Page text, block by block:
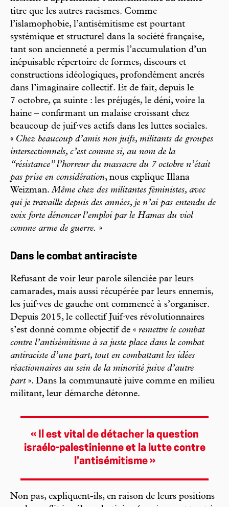
titre que les autres racismes. Comme
l’islamophobie, l’antisémitisme est pourtant
systémique et structurel dans la société française,
tant son ancienneté a permis l’accumulation d’un
inépuisable répertoire de formes, discours et
constructions idéologiques, profondément ancrés
dans l’imaginaire collectif. Et de fait, depuis le
7 octobre, ça suinte : les préjugés, le déni, voire la
haine – confirmant un malaise croissant chez
beaucoup de juif·ves actifs dans les luttes sociales.
« Chez beaucoup d’amis non juifs, militants de groupes
intersectionnels, c’est comme si, au nom de la
“résistance” l’horreur du massacre du 7 octobre n’était
pas prise en considération, nous explique Illana
Weizman.Même chez des militantes féministes, avec
qui je travaille depuis des années, je n’ai pas entendu de
voix forte dénoncer l’emploi par le Hamas du viol
comme arme de guerre. »
Dans le combat antiraciste
Refusant de voir leur parole silenciée par leurs
camarades, mais aussi récupérée par leurs ennemis,
les juif·ves de gauche ont commencé à s’organiser.
Depuis 2015, le collectif Juif·ves révolutionnaires
s’est donné comme objectif de « remettre le combat
contre l’antisémitisme à sa juste place dans le combat
antiraciste d’une part, tout en combattant les idées
réactionnaires au sein de la minorité juive d’autre
part». Dans la communauté juive comme en milieu
militant, leur démarche détonne.
« Il est vital de détacher la question
israélo­-palestinienne et la lutte contre
l’antisémitisme »
Non pas, expliquent-ils, en raison de leurs positions